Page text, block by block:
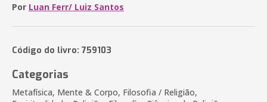
Por Luan Ferr/ Luiz Santos
Código do livro: 759103
Categorias
Metafísica, Mente & Corpo, Filosofia / Religião,